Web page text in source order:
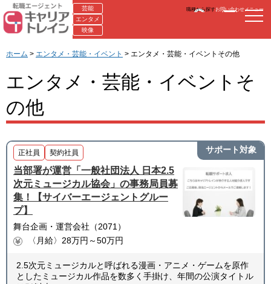
芸能
エンタメ
映像
職種から探すお問い合わせメニュー
ホーム > エンタメ・芸能・イベント > エンタメ・芸能・イベントその他
エンタメ・芸能・イベントそ
の他
サポート対象
正社員 契約社員
当部署が運営「一般社団法人 日本2.5
次元ミュージカル協会」の事務局員募
集！【サイバーエージェントグルー
プ】
舞台企画・運営会社（2071）
〈月給〉28万円～50万円
2.5次元ミュージカルと呼ばれる漫画・アニメ・ゲームを原作
としたミュージカル作品を数多く手掛け、年間の公演タイトル